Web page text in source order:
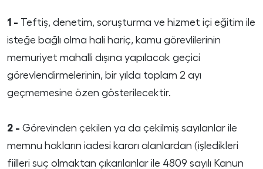
1 - Teftiş, denetim, soruşturma ve hizmet içi eğitim ile
isteğe bağlı olma hali hariç, kamu görevlilerinin
memuriyet mahalli dışına yapılacak geçici
görevlendirmelerinin, bir yılda toplam 2 ayı
geçmemesine özen gösterilecektir.
2 - Görevinden çekilen ya da çekilmiş sayılanlar ile
memnu hakların iadesi kararı alanlardan (işledikleri
fiilleri suç olmaktan çıkarılanlar ile 4809 sayılı Kanun